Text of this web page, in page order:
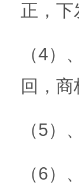
正，
（4）
回，商
（5）
（6）